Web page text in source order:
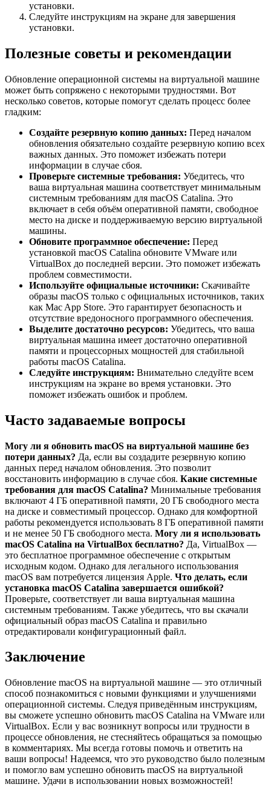
установки.
Следуйте инструкциям на экране для завершения
установки.
Полезные советы и рекомендации
Обновление операционной системы на виртуальной машине
может быть сопряжено с некоторыми трудностями. Вот
несколько советов, которые помогут сделать процесс более
гладким:
Создайте резервную копию данных: Перед началом
обновления обязательно создайте резервную копию всех
важных данных. Это поможет избежать потери
информации в случае сбоя.
Проверьте системные требования: Убедитесь, что
ваша виртуальная машина соответствует минимальным
системным требованиям для macOS Catalina. Это
включает в себя объём оперативной памяти, свободное
место на диске и поддерживаемую версию виртуальной
машины.
Обновите программное обеспечение: Перед
установкой macOS Catalina обновите VMware или
VirtualBox до последней версии. Это поможет избежать
проблем совместимости.
Используйте официальные источники: Скачивайте
образы macOS только с официальных источников, таких
как Mac App Store. Это гарантирует безопасность и
отсутствие вредоносного программного обеспечения.
Выделите достаточно ресурсов: Убедитесь, что ваша
виртуальная машина имеет достаточно оперативной
памяти и процессорных мощностей для стабильной
работы macOS Catalina.
Следуйте инструкциям: Внимательно следуйте всем
инструкциям на экране во время установки. Это
поможет избежать ошибок и проблем.
Часто задаваемые вопросы
Могу ли я обновить macOS на виртуальной машине без
потери данных? Да, если вы создадите резервную копию
данных перед началом обновления. Это позволит
восстановить информацию в случае сбоя. Какие системные
требования для macOS Catalina? Минимальные требования
включают 4 ГБ оперативной памяти, 20 ГБ свободного места
на диске и совместимый процессор. Однако для комфортной
работы рекомендуется использовать 8 ГБ оперативной памяти
и не менее 50 ГБ свободного места. Могу ли я использовать
macOS Catalina на VirtualBox бесплатно? Да, VirtualBox —
это бесплатное программное обеспечение с открытым
исходным кодом. Однако для легального использования
macOS вам потребуется лицензия Apple. Что делать, если
установка macOS Catalina завершается ошибкой?
Проверьте, соответствует ли ваша виртуальная машина
системным требованиям. Также убедитесь, что вы скачали
официальный образ macOS Catalina и правильно
отредактировали конфигурационный файл.
Заключение
Обновление macOS на виртуальной машине — это отличный
способ познакомиться с новыми функциями и улучшениями
операционной системы. Следуя приведённым инструкциям,
вы сможете успешно обновить macOS Catalina на VMware или
VirtualBox. Если у вас возникнут вопросы или трудности в
процессе обновления, не стесняйтесь обращаться за помощью
в комментариях. Мы всегда готовы помочь и ответить на
ваши вопросы! Надеемся, что это руководство было полезным
и помогло вам успешно обновить macOS на виртуальной
машине. Удачи в использовании новых возможностей!